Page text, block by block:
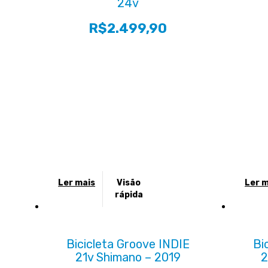
24v
R$2.499,90
Ler mais
Visão
rápida
Bicicleta Groove INDIE
21v Shimano – 2019
Ler